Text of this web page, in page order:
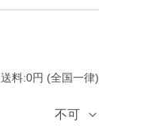
送料:0円 (全国一律)
不可